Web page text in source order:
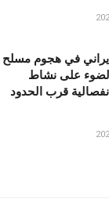
في هجوم مسلح
على نشاط
قرب الحدود